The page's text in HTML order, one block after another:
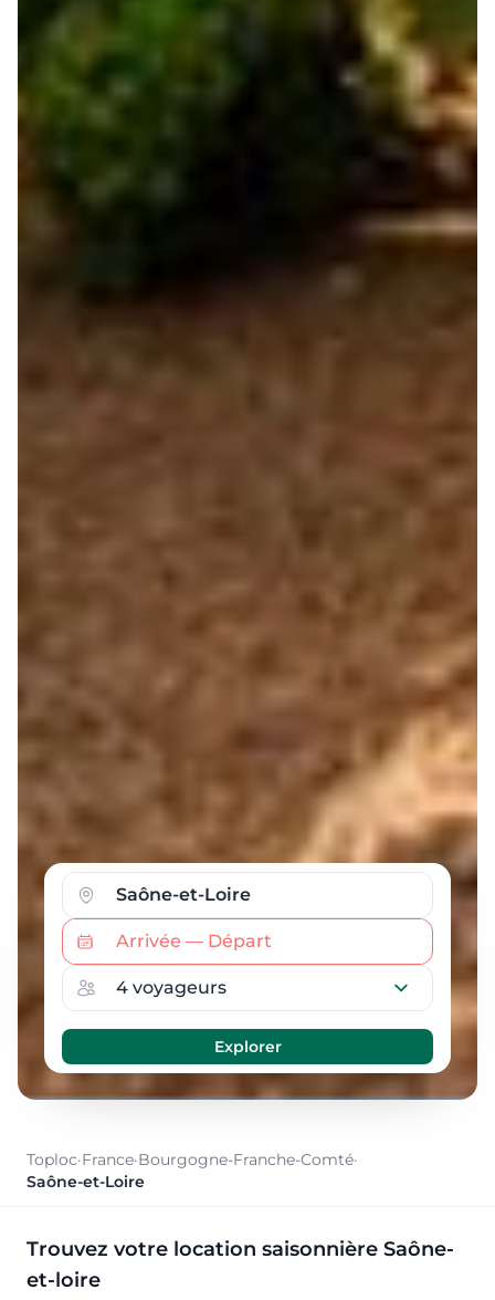
Toploc·France·Bourgogne-Franche-Comté·
Saône-et-Loire
Trouvez votre location saisonnière Saône-
et-loire